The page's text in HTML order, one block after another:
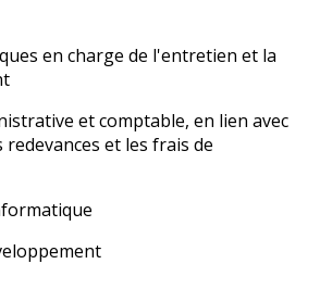
en charge de l'entretien et la
et comptable, en lien avec
et les frais de